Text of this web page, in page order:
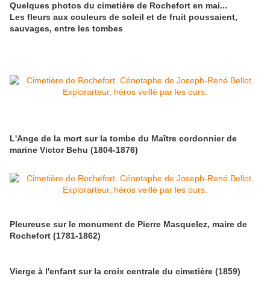
Quelques photos du cimetière de Rochefort en mai...
Les fleurs aux couleurs de soleil et de fruit poussaient,
sauvages, entre les tombes
L'Ange de la mort sur la tombe du Maître cordonnier de
marine Victor Behu (1804-1876)
Pleureuse sur le monument de Pierre Masquelez, maire de
Rochefort (1781-1862)
Vierge à l'enfant sur la croix centrale du cimetière (1859)